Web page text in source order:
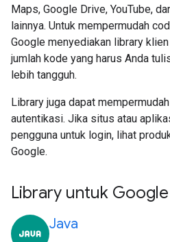
Maps, Google Drive, YouTube,
lainnya. Untuk mempermudah
Google menyediakan library
jumlah kode yang harus Anda
lebih tangguh.
Library juga dapat
autentikasi. Jika situs atau
pengguna untuk login, lihat
Google.
Library untuk Google
Java